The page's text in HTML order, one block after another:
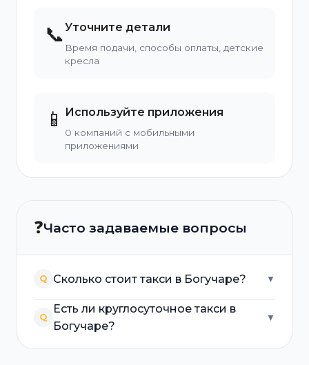
📞Уточните детали
Время подачи, способы оплаты, детские
кресла
📱 Используйте приложения
0 компаний с мобильными
приложениями
❓Часто задаваемые вопросы
Q Сколько стоит такси в Богучаре? ▼
Q
Есть ли круглосуточное такси в
Богучаре?
▼